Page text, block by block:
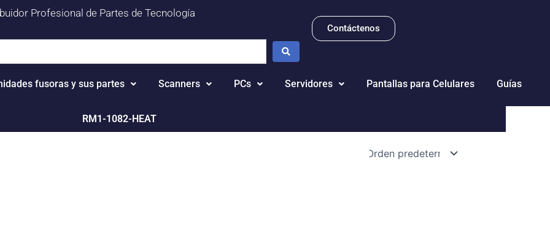
Profesional de Partes de Tecnología
Contáctenos
fusoras y sus partes Scanners PCs Servidores Pantallas para Celulares Guías
RM1-1082-HEAT